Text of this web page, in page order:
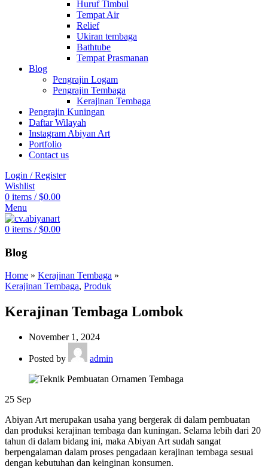
Huruf Timbul
Tempat Air
Relief
Ukiran tembaga
Bathtube
Tempat Prasmanan
Blog
Pengrajin Logam
Pengrajin Tembaga
Kerajinan Tembaga
Pengrajin Kuningan
Daftar Wilayah
Instagram Abiyan Art
Portfolio
Contact us
Login / Register
Wishlist
0 items / $0.00
Menu
0 items / $0.00
Blog
Home » Kerajinan Tembaga »
Kerajinan Tembaga, Produk
Kerajinan Tembaga Lombok
November 1, 2024
Posted by admin
25 Sep
Abiyan Art merupakan usaha yang bergerak di dalam pembuatan
dan produksi kerajinan tembaga dan kuningan. Selama lebih dari 20
tahun di dalam bidang ini, maka Abiyan Art sudah sangat
berpengalaman dalam proses pengadaan kerajinan tembaga sesuai
dengan kebutuhan dan keinginan konsumen.